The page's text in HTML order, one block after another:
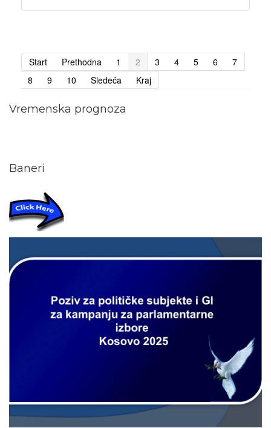
Start Prethodna 1 2 3 4 5 6
7
8
9 10 Sledeća Kraj
Vremenska prognoza
Baneri